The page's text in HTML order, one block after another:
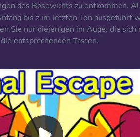
des Bösewichts zu entkommen.
bis zum letzten Ton ausgeführt
Sie nur diejenigen im Auge, die sich
entsprechenden Tasten.